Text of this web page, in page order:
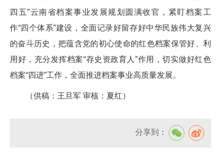
四五”云南省档案事业发展规划圆满收官，紧盯档案工
作“四个体系”建设，全面记录好留存好中华民族伟大复兴
的奋斗历史，把蕴含党的初心使命的红色档案保管好、利
用好，充分发挥档案“存史资政育人”作用，切实做好红色
档案“四进”工作，全面推进档案事业高质量发展。
（供稿：王旦军 审核：夏红）
分享到：